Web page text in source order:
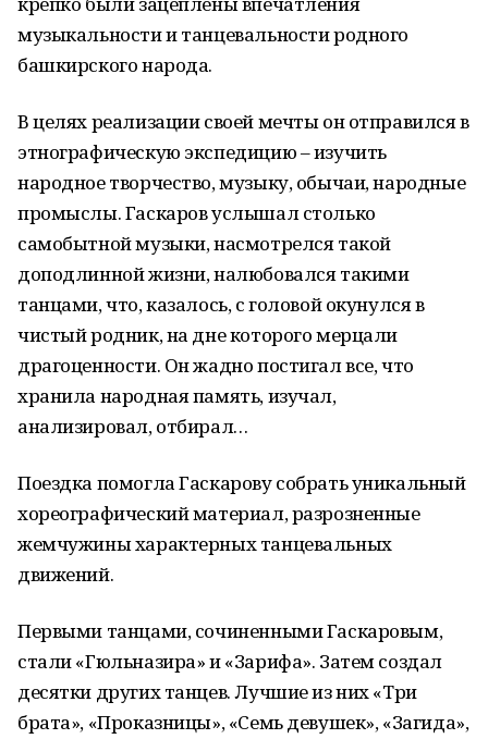
музыкальности и танцевальности родного
башкирского народа.
В целях реализации своей мечты он отправился в
этнографическую экспедицию – изучить
народное творчество, музыку, обычаи, народные
промыслы. Гаскаров услышал столько
самобытной музыки, насмотрелся такой
доподлинной жизни, налюбовался такими
танцами, что, казалось, с головой окунулся в
чистый родник, на дне которого мерцали
драгоценности. Он жадно постигал все, что
хранила народная память, изучал,
анализировал, отбирал…
Поездка помогла Гаскарову собрать уникальный
хореографический материал, разрозненные
жемчужины характерных танцевальных
движений.
Первыми танцами, сочиненными Гаскаровым,
стали «Гюльназира» и «Зарифа». Затем создал
десятки других танцев. Лучшие из них «Три
брата», «Проказницы», «Семь девушек», «Загида»,